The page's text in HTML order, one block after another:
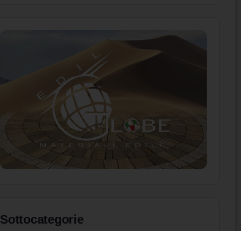
Sottocategorie